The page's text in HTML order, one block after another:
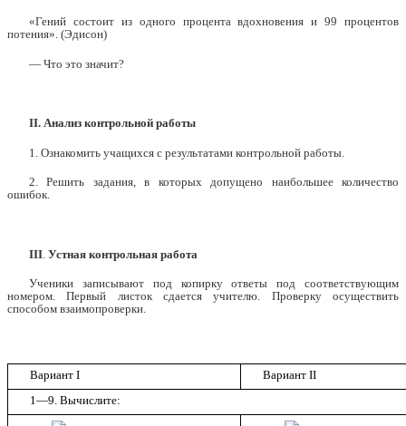
«Гений состоит из одного процента вдохновения и 99 процентов
потения». (Эдисон)
— Что это значит?
II. Анализ контрольной работы
1. Ознакомить учащихся с результатами контрольной работы.
2. Решить задания, в которых допущено наибольшее количество
ошибок.
III Устная контрольная работа
Ученики записывают под копирку ответы под соответствующим
номером. Первый листок сдается учителю. Проверку осуществить
способом взаимопроверки.
Вариант I
Вариант II
1—9. Вычислите: